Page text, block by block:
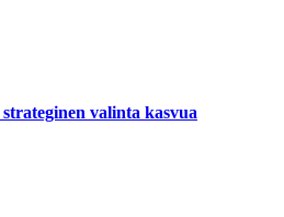
valinta kasvua